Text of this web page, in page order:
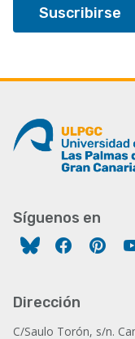
Síguenos en
Facebook
Dirección
C/Saulo Torón, s/n.